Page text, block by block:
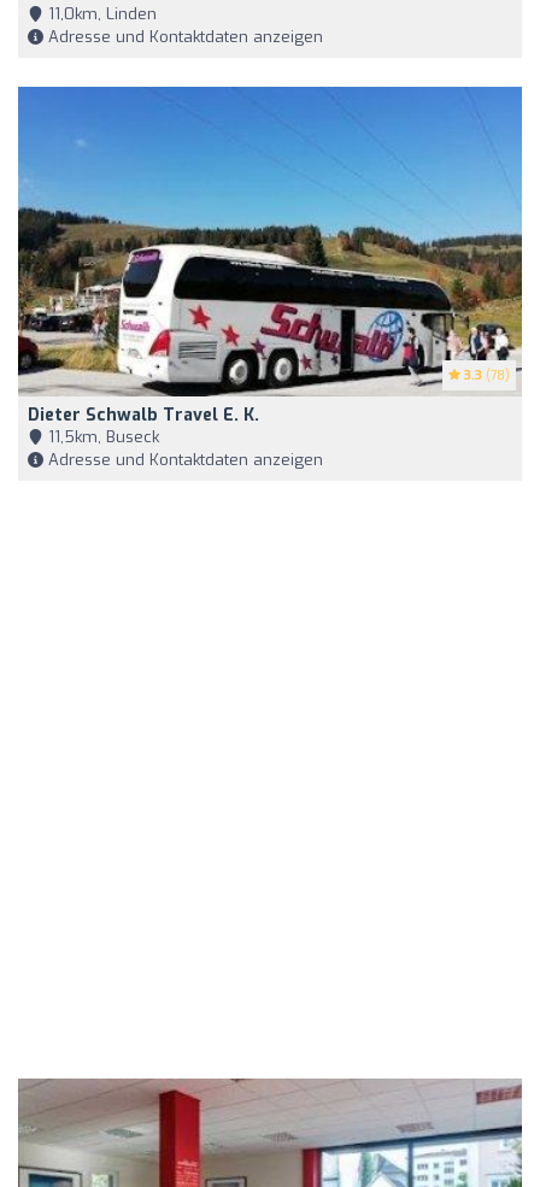
11,0km, Linden
Adresse und Kontaktdaten anzeigen
3.3 (78)
Dieter Schwalb Travel E. K.
11,5km, Buseck
Adresse und Kontaktdaten anzeigen